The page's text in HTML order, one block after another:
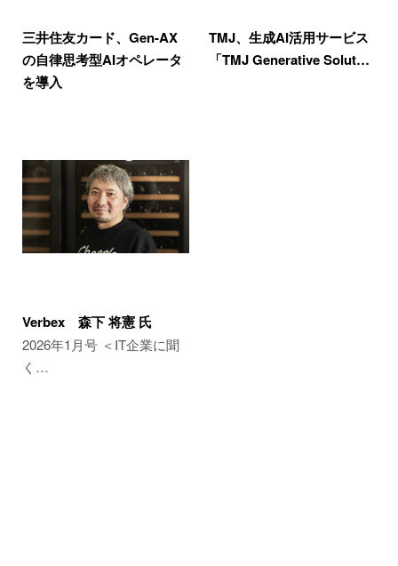
三井住友カード、Gen-AX
の自律思考型AIオペレータ
を導入
TMJ、生成AI活用サービス
「TMJ Generative Solut…
Verbex 森下 将憲 氏
2026年1月号 ＜IT企業に聞
く…